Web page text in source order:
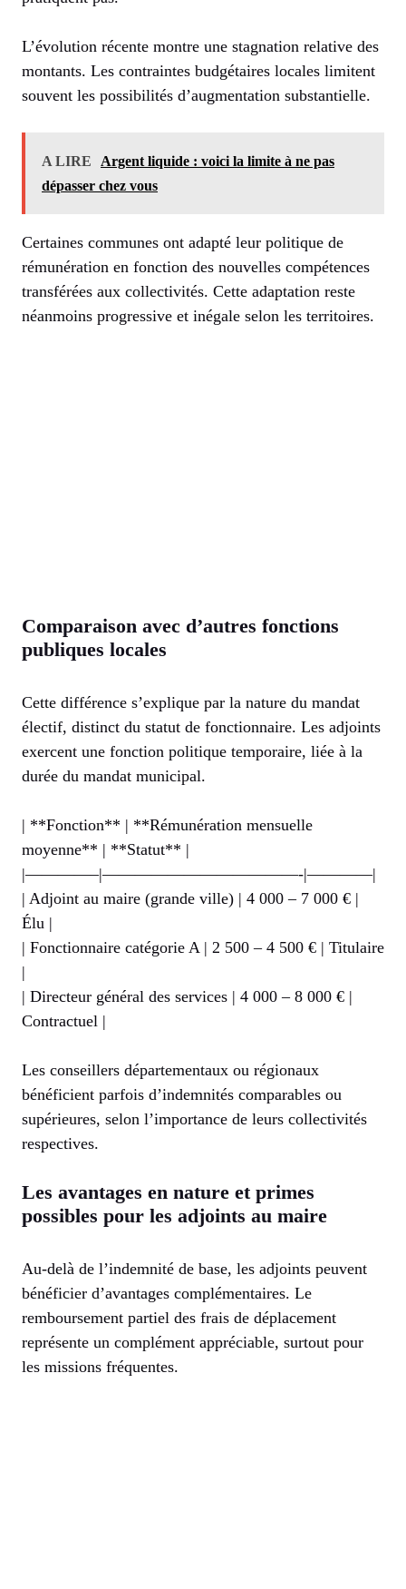
L’évolution récente montre une stagnation relative des
montants. Les contraintes budgétaires locales limitent
souvent les possibilités d’augmentation substantielle.
A LIRE
Argent liquide : voici la limite à ne pas
dépasser chez vous
Certaines communes ont adapté leur politique de
rémunération en fonction des nouvelles compétences
transférées aux collectivités. Cette adaptation reste
néanmoins progressive et inégale selon les territoires.
Comparaison avec d’autres fonctions
publiques locales
Cette différence s’explique par la nature du mandat
électif, distinct du statut de fonctionnaire. Les adjoints
exercent une fonction politique temporaire, liée à la
durée du mandat municipal.
| **Fonction** | **Rémunération mensuelle
moyenne** | **Statut** |
|————–|————————————-|————|
| Adjoint au maire (grande ville) | 4 000 – 7 000 € |
Élu |
| Fonctionnaire catégorie A | 2 500 – 4 500 € | Titulaire
|
| Directeur général des services | 4 000 – 8 000 € |
Contractuel |
Les conseillers départementaux ou régionaux
bénéficient parfois d’indemnités comparables ou
supérieures, selon l’importance de leurs collectivités
respectives.
Les avantages en nature et primes
possibles pour les adjoints au maire
Au-delà de l’indemnité de base, les adjoints peuvent
bénéficier d’avantages complémentaires. Le
remboursement partiel des frais de déplacement
représente un complément appréciable, surtout pour
les missions fréquentes.